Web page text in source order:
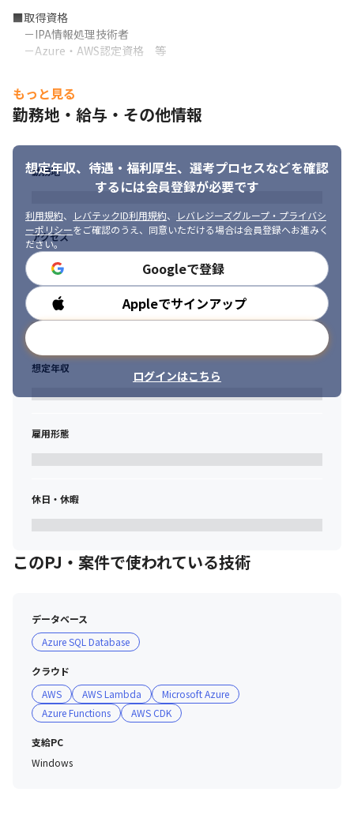
■取得資格
－IPA情報処理技術者
－Azure・AWS認定資格　等
もっと見る
勤務地・給与・その他情報
想定年収、待遇・福利厚生、 選考プロセスなどを確認
するには会員登録が必要です
利用規約、 レバテックID利用規約、
レバレジーズグループ・プライバシ
ーポリシーをご確認のうえ、同意いただける場合は会員登録へお進みく
ださい。
Googleで登録
Appleでサインアップ
ログインはこちら
勤務地
アクセス
勤務時間
想定年収
雇用形態
休日・休暇
このPJ・案件で使われている技術
データベース
Azure SQL Database
クラウド
AWS
AWS Lambda
Microsoft Azure
Azure Functions
AWS CDK
支給PC
Windows